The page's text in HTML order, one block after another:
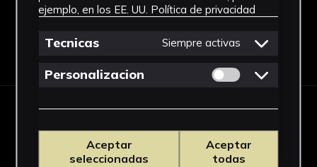
Descargar Ficha
IMÁGENES
ejemplo, en los EE. UU. Política de privacidad
Tecnicas Siempre activas
Personalizacion Permitir cookies
Aceptar
seleccionadas
Aceptar
todas